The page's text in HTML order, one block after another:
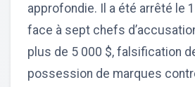
approfondie. Il a été arrêté le
face à sept chefs
plus de 5 000 $, falsification
possession de marques